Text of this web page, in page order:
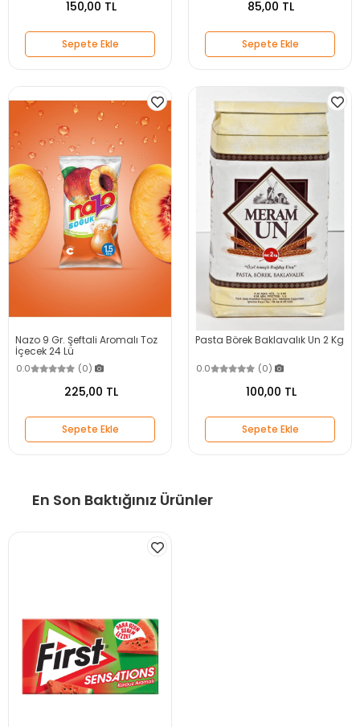
150,00 TL
Sepete Ekle
85,00 TL
Sepete Ekle
Nazo 9 Gr. Şeftali Aromalı Toz
İçecek 24 Lü
0.0 (0)
225,00 TL
Sepete Ekle
Pasta Börek Baklavalık Un 2 Kg
0.0 (0)
100,00 TL
Sepete Ekle
En Son Baktığınız Ürünler